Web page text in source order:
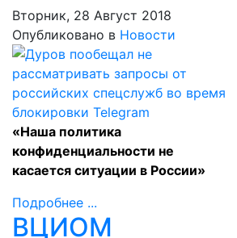
Вторник, 28 Август 2018
Опубликовано в Новости
«Наша политика
конфиденциальности не
касается ситуации в России»
Подробнее ...
ВЦИОМ